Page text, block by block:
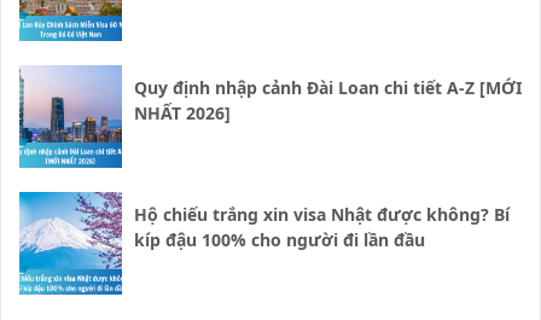
Quy định nhập cảnh Đài Loan chi tiết A-Z [MỚI
NHẤT 2026]
Hộ chiếu trắng xin visa Nhật được không? Bí
kíp đậu 100% cho người đi lần đầu